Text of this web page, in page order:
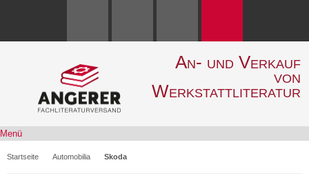
An- und Verkauf
von
Werkstattliteratur
Menü
Startseite Automobilia Skoda